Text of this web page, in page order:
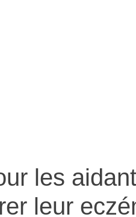
les
leur